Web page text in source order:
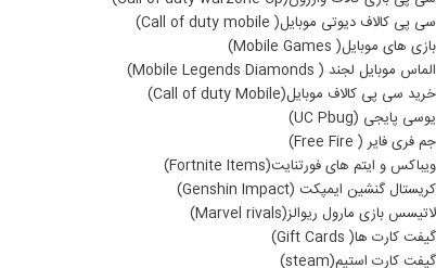
سی پی کالاف دیوتی موبایل( Call of duty mobile)
بازی های موبایل( Mobile Games)
الماس موبایل لجند ( Mobile Legends Diamonds)
خرید سی پی کالاف موبایل(Call of duty Mobile)
یوسی پایجی (UC Pbug)
جم فری فایر ( Free Fire)
ویباکس و ایتم های فورتنایت(Fortnite Items)
کریستال گنشین ایمپکت (Genshin Impact)
لاتیسس بازی مارول ریوالز(Marvel rivals)
گیفت کارت ها( Gift Cards)
گیفت کارت استیم(steam)